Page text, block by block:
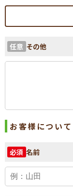
任意 その他
お客様について
必須 名前